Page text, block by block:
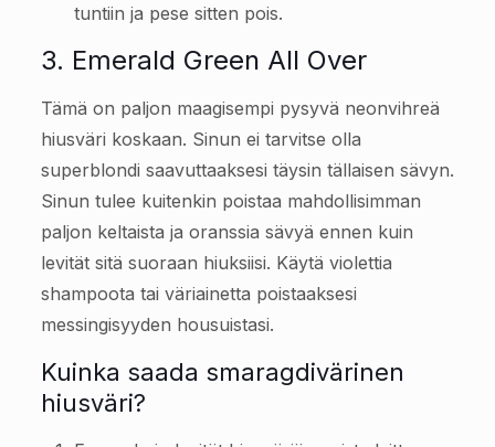
tuntiin ja pese sitten pois.
3. Emerald Green All Over
Tämä on paljon maagisempi pysyvä neonvihreä
hiusväri koskaan. Sinun ei tarvitse olla
superblondi saavuttaaksesi täysin tällaisen sävyn.
Sinun tulee kuitenkin poistaa mahdollisimman
paljon keltaista ja oranssia sävyä ennen kuin
levität sitä suoraan hiuksiisi. Käytä violettia
shampoota tai väriainetta poistaaksesi
messingisyyden housuistasi.
Kuinka saada smaragdivärinen
hiusväri?